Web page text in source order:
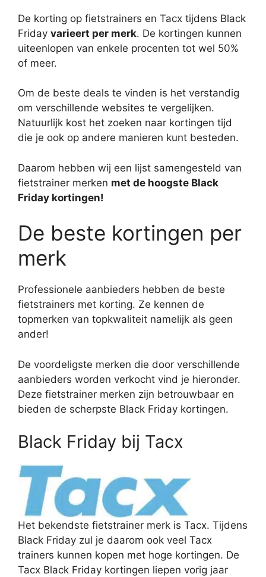
De korting op fietstrainers en Tacx tijdens Black
Friday varieert per merk. De kortingen kunnen
uiteenlopen van enkele procenten tot wel 50%
of meer.
Om de beste deals te vinden is het verstandig
om verschillende websites te vergelijken.
Natuurlijk kost het zoeken naar kortingen tijd
die je ook op andere manieren kunt besteden.
Daarom hebben wij een lijst samengesteld van
fietstrainer merken met de hoogste Black
Friday kortingen!
De beste kortingen per
merk
Professionele aanbieders hebben de beste
fietstrainers met korting. Ze kennen de
topmerken van topkwaliteit namelijk als geen
ander!
De voordeligste merken die door verschillende
aanbieders worden verkocht vind je hieronder.
Deze fietstrainer merken zijn betrouwbaar en
bieden de scherpste Black Friday kortingen.
Black Friday bij Tacx
Het bekendste fietstrainer merk is Tacx. Tijdens
Black Friday zul je daarom ook veel Tacx
trainers kunnen kopen met hoge kortingen. De
Tacx Black Friday kortingen liepen vorig jaar